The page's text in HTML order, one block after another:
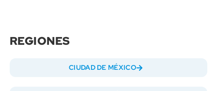
REGIONES
CIUDAD DE MÉXICO